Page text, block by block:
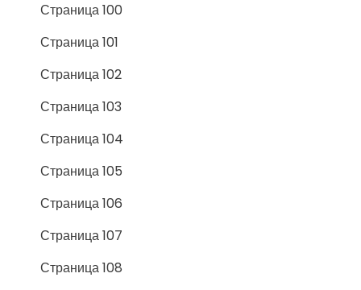
Страница 100
Страница 101
Страница 102
Страница 103
Страница 104
Страница 105
Страница 106
Страница 107
Страница 108